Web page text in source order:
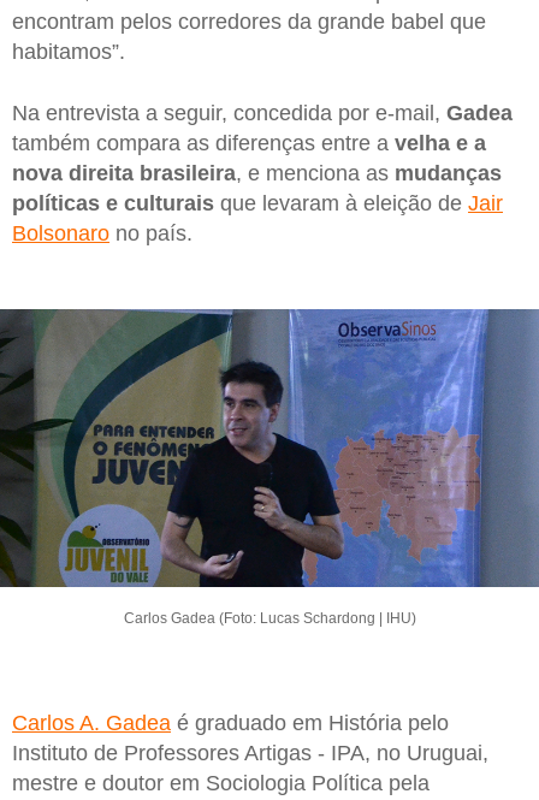
encontram pelos corredores da grande babel que
habitamos”.
Na entrevista a seguir, concedida por e-mail, Gadea
também compara as diferenças entre a velha e a
nova direita brasileira, e menciona as mudanças
políticas e culturais que levaram à eleição de Jair
Bolsonaro no país.
Carlos Gadea (Foto: Lucas Schardong | IHU)
Carlos A. Gadea é graduado em História pelo
Instituto de Professores Artigas - IPA, no Uruguai,
mestre e doutor em Sociologia Política pela